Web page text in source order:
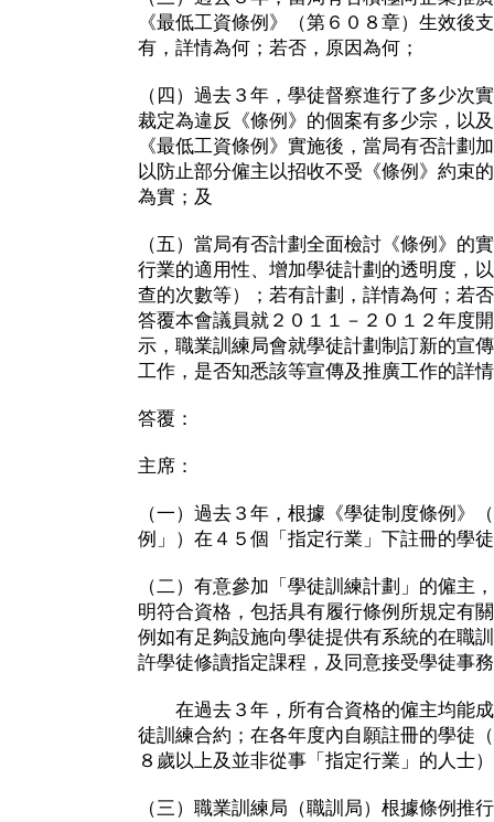
《最低工資條例》（第６０８章）生效後
有，詳情為何；若否，原因為何；
（四）過去３年，學徒督察進行了多少次
裁定為違反《條例》的個案有多少宗，以
《最低工資條例》實施後，當局有否計劃
以防止部分僱主以招收不受《條例》約束
為實；及
（五）當局有否計劃全面檢討《條例》的
行業的適用性、增加學徒計劃的透明度，
查的次數等）；若有計劃，詳情為何；若
答覆本會議員就２０１１－２０１２年度
示，職業訓練局會就學徒計劃制訂新的宣
工作，是否知悉該等宣傳及推廣工作的詳
答覆：
主席：
（一）過去３年，根據《學徒制度條例》
例」）在４５個「指定行業」下註冊的學
（二）有意參加「學徒訓練計劃」的僱主
明符合資格，包括具有履行條例所規定有
例如有足夠設施向學徒提供有系統的在職
許學徒修讀指定課程，及同意接受學徒事
在過去３年，所有合資格的僱主均能成
徒訓練合約；在各年度內自願註冊的學徒
８歲以上及並非從事「指定行業」的人
（三）職業訓練局（職訓局）根據條例推